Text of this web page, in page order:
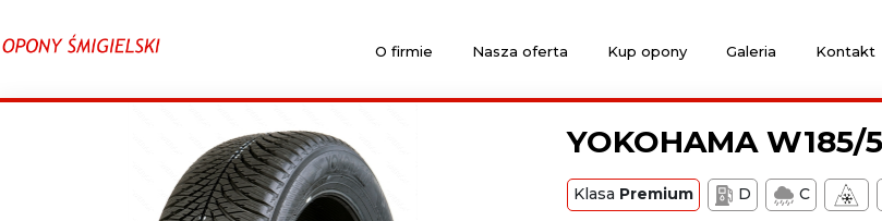
O firmie Nasza oferta Kup opony Galeria Kontakt
YOKOHAMA W185/
Klasa Premium D C